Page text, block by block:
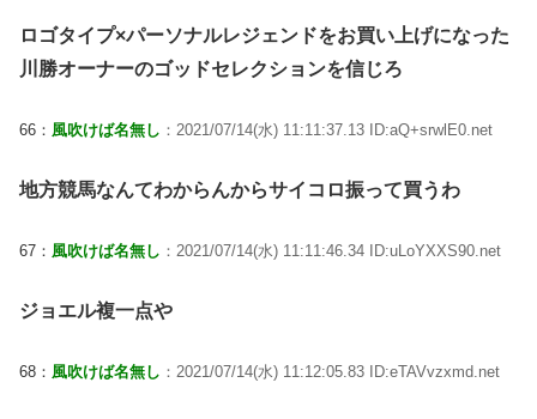
ロゴタイプ×パーソナルレジェンドをお買い上げになった
川勝オーナーのゴッドセレクションを信じろ
66： 風吹けば名無し ：2021/07/14(水) 11:11:37.13 ID:aQ+srwlE0.net
地方競馬なんてわからんからサイコロ振って買うわ
67： 風吹けば名無し ：2021/07/14(水) 11:11:46.34 ID:uLoYXXS90.net
ジョエル複一点や
68： 風吹けば名無し ：2021/07/14(水) 11:12:05.83 ID:eTAVvzxmd.net